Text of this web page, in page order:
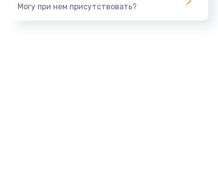
Могу при нем присутствовать?